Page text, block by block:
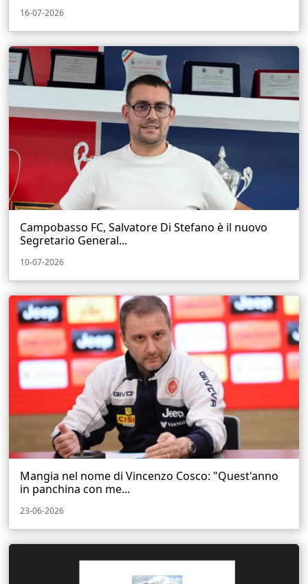
16-07-2026
Campobasso FC, Salvatore Di Stefano è il nuovo
Segretario General...
10-07-2026
Mangia nel nome di Vincenzo Cosco: "Quest'anno
in panchina con me...
23-06-2026